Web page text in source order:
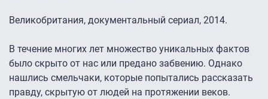
Великобритания, документальный сериал, 2014.
В течение многих лет множество уникальных фактов
было скрыто от нас или предано забвению. Однако
нашлись смельчаки, которые попытались рассказать
правду, скрытую от людей на протяжении веков.